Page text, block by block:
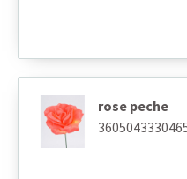
rose peche